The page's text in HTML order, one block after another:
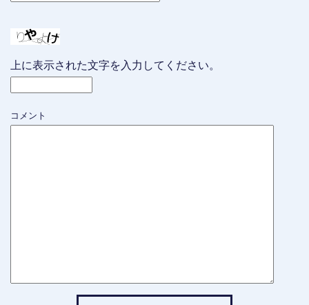
上に表示された文字を入力してください。
コメント